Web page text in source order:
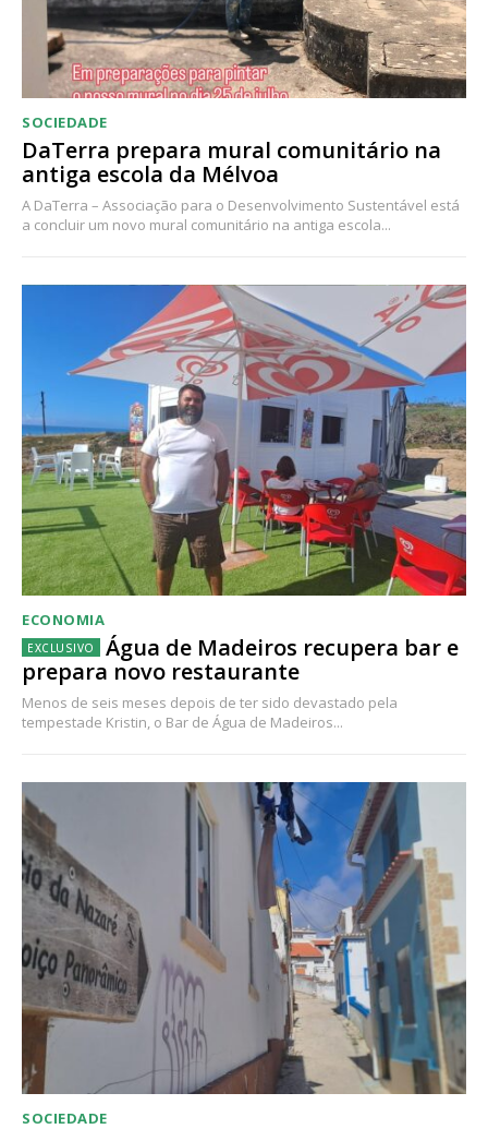
Escolha o plano
SOCIEDADE
DaTerra prepara mural comunitário na
antiga escola da Mélvoa
A DaTerra – Associação para o Desenvolvimento Sustentável está
a concluir um novo mural comunitário na antiga escola...
ECONOMIA
Água de Madeiros recupera bar e
prepara novo restaurante
Menos de seis meses depois de ter sido devastado pela
tempestade Kristin, o Bar de Água de Madeiros...
SOCIEDADE